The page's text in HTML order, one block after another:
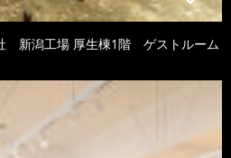
新潟工場 厚生棟1階 ゲストルーム